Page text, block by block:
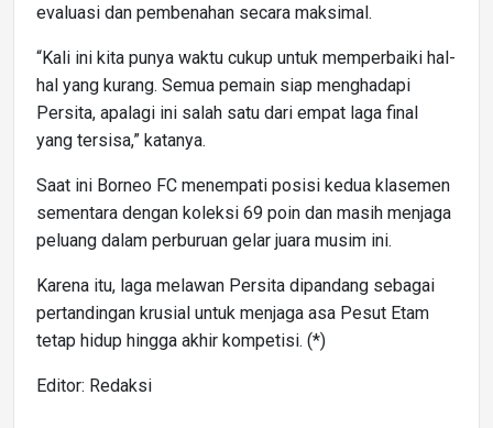
evaluasi dan pembenahan secara maksimal.
“Kali ini kita punya waktu cukup untuk memperbaiki hal-
hal yang kurang. Semua pemain siap menghadapi
Persita, apalagi ini salah satu dari empat laga final
yang tersisa,” katanya.
Saat ini Borneo FC menempati posisi kedua klasemen
sementara dengan koleksi 69 poin dan masih menjaga
peluang dalam perburuan gelar juara musim ini.
Karena itu, laga melawan Persita dipandang sebagai
pertandingan krusial untuk menjaga asa Pesut Etam
tetap hidup hingga akhir kompetisi. (*)
Editor: Redaksi